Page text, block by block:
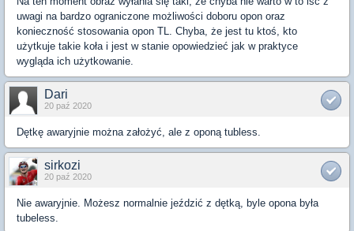
uwagi na bardzo ograniczone możliwości doboru opon oraz
konieczność stosowania opon TL. Chyba, że jest tu ktoś, kto
użytkuje takie koła i jest w stanie opowiedzieć jak w praktyce
wygląda ich użytkowanie.
Dari
20 paź 2020
Dętkę awaryjnie można założyć, ale z oponą tubless.
sirkozi
20 paź 2020
Nie awaryjnie. Możesz normalnie jeździć z dętką, byle opona była
tubeless.